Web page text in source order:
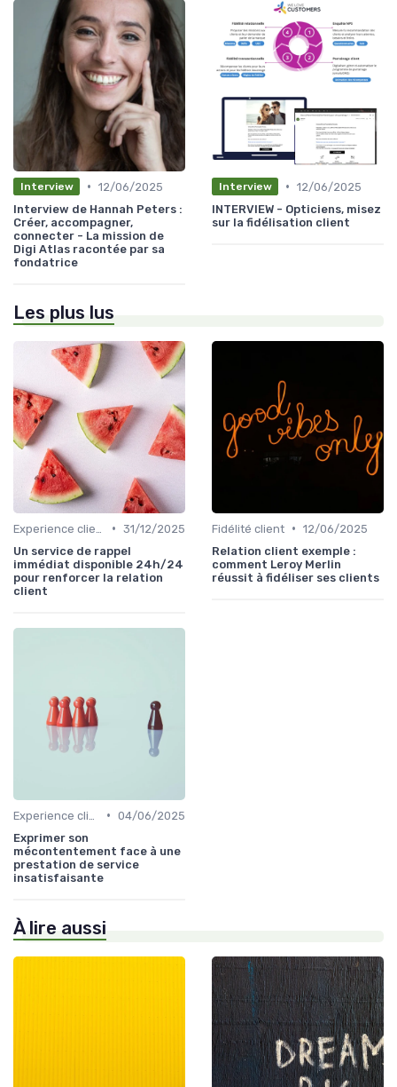
Interview • 12/06/2025
Interview de Hannah Peters :
Créer, accompagner,
connecter - La mission de
Digi Atlas racontée par sa
fondatrice
Interview • 12/06/2025
INTERVIEW - Opticiens, misez
sur la fidélisation client
Les plus lus
• 31/12/2025
Un service de rappel
immédiat disponible 24h/24
pour renforcer la relation
client
Fidélité client • 12/06/2025
Relation client exemple :
comment Leroy Merlin
réussit à fidéliser ses clients
• 04/06/2025
Exprimer son
mécontentement face à une
prestation de service
insatisfaisante
À lire aussi